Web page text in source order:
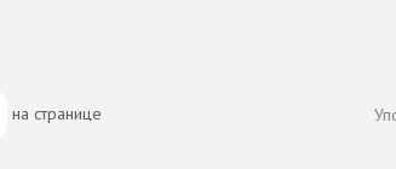
на странице